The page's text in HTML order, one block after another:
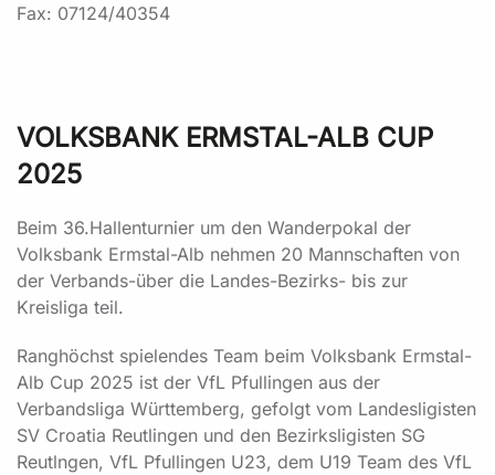
Fax: 07124/40354
VOLKSBANK ERMSTAL-ALB CUP
2025
Beim 36.Hallenturnier um den Wanderpokal der
Volksbank Ermstal-Alb nehmen 20 Mannschaften von
der Verbands-über die Landes-Bezirks- bis zur
Kreisliga teil.
Ranghöchst spielendes Team beim Volksbank Ermstal-
Alb Cup 2025 ist der VfL Pfullingen aus der
Verbandsliga Württemberg, gefolgt vom Landesligisten
SV Croatia Reutlingen und den Bezirksligisten SG
Reutlngen, VfL Pfullingen U23, dem U19 Team des VfL